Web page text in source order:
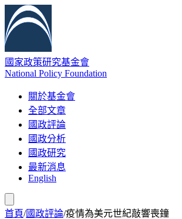
國家政策研究基金會
National Policy Foundation
關於基金會
全部文章
國政評論
國政分析
國政研究
最新消息
English
首頁/國政評論/疫情為美元世紀敲響喪鐘